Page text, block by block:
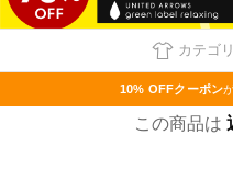
カテゴリ
10% OFFクーポン
この商品は